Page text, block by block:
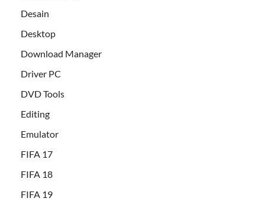
Desain
Desktop
Download Manager
Driver PC
DVD Tools
Editing
Emulator
FIFA 17
FIFA 18
FIFA 19